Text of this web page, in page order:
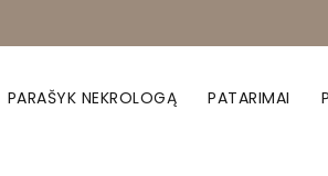
PARAŠYK NEKROLOGĄ PATARIMAI